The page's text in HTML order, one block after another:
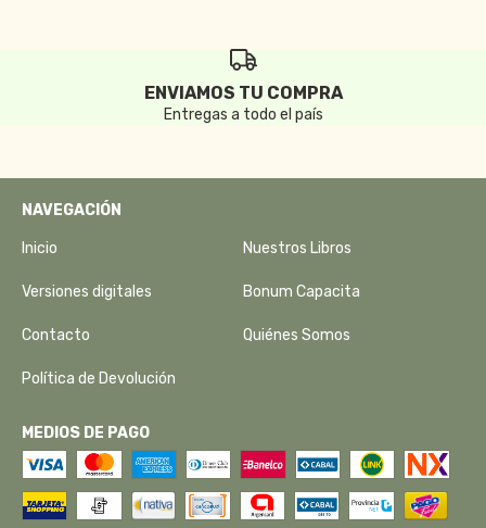
ENVIAMOS TU COMPRA
Entregas a todo el país
NAVEGACIÓN
Inicio Nuestros Libros
Versiones digitales Bonum Capacita
Contacto Quiénes Somos
Política de Devolución
MEDIOS DE PAGO